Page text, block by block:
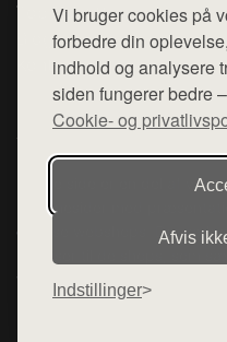
Vi bruger cookies på
forbedre din
indhold og analysere
siden fungerer bedre
Cookie- og
Afvis
Indstillinger
Top Rabatter
Blog
Kontakt
Denne side er en del af
hjemmesider med
diverse webshops. Der
henviser til de shops, som
varerne på lager.